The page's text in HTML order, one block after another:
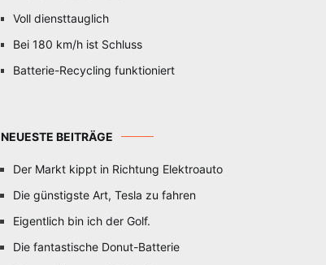
Voll diensttauglich
Bei 180 km/h ist Schluss
Batterie-Recycling funktioniert
NEUESTE BEITRÄGE
Der Markt kippt in Richtung Elektroauto
Die günstigste Art, Tesla zu fahren
Eigentlich bin ich der Golf.
Die fantastische Donut-Batterie